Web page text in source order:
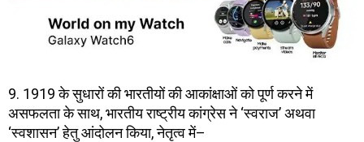
9. 1919 के सुधारों की भारतीयों की आकांक्षाओं को पूर्ण करने में
असफलता के साथ, भारतीय राष्ट्रीय कांग्रेस ने ‘स्वराज’ अथवा
‘स्वशासन’ हेतु आंदोलन किया, नेतृत्व में–